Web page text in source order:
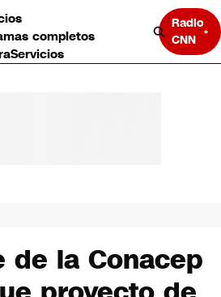
completos
Servicios
Radio
CNN
de la Conacep